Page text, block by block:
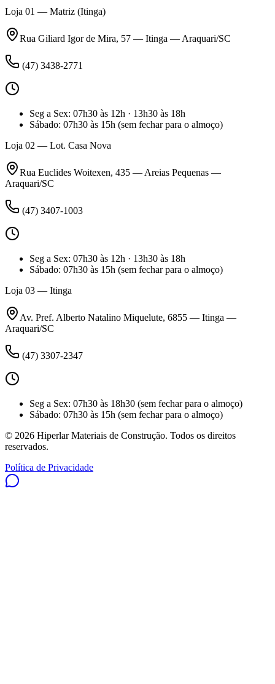
Loja 01 — Matriz (Itinga)
Rua Giliard Igor de Mira, 57 — Itinga — Araquari/SC
(47) 3438-2771
Seg a Sex: 07h30 às 12h · 13h30 às 18h
Sábado: 07h30 às 15h (sem fechar para o almoço)
Loja 02 — Lot. Casa Nova
Rua Euclides Woitexen, 435 — Areias Pequenas —
Araquari/SC
(47) 3407-1003
Seg a Sex: 07h30 às 12h · 13h30 às 18h
Sábado: 07h30 às 15h (sem fechar para o almoço)
Loja 03 — Itinga
Av. Pref. Alberto Natalino Miquelute, 6855 — Itinga —
Araquari/SC
(47) 3307-2347
Seg a Sex: 07h30 às 18h30 (sem fechar para o almoço)
Sábado: 07h30 às 15h (sem fechar para o almoço)
© 2026 Hiperlar Materiais de Construção. Todos os direitos
reservados.
Política de Privacidade